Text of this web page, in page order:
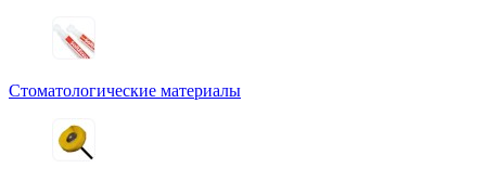
Стоматологические материалы